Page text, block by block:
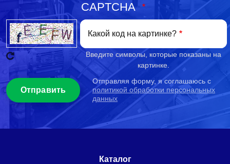
CAPTCHA
Какой код на картинке?
Введите символы, которые показаны на
картинке.
Отправляя форму, я соглашаюсь с
политикой обработки персональных
данных
Каталог